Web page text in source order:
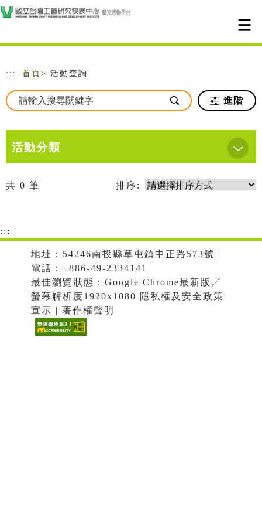
跳到主要內容
網站導覽
::: 首頁 > 活動查詢
進階
活動分類
共 0 筆 排序:
:::
地址：54246南投縣草屯鎮中正路573號 |
電話：+886-49-2334141
最佳瀏覽狀態：Google Chrome最新版╱
螢幕解析度1920x1080 隱私權及安全政策
宣示 | 著作權聲明